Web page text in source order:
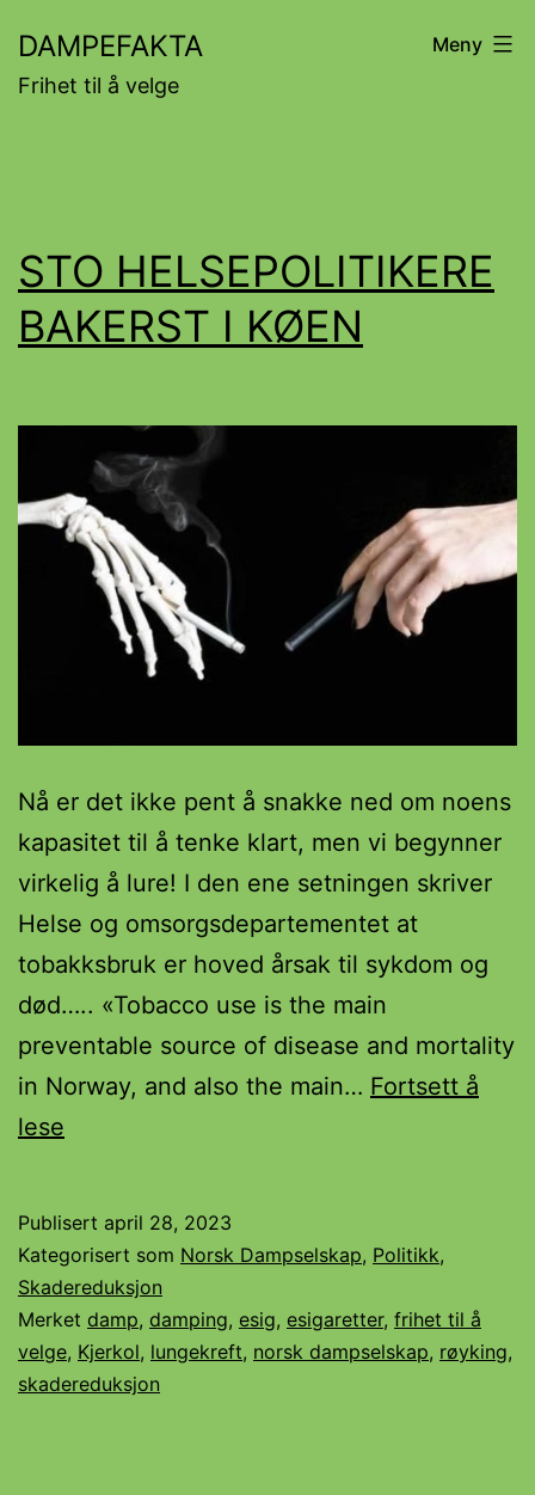
innhold
DAMPEFAKTA
Frihet til å velge
Meny
STO HELSEPOLITIKERE
BAKERST I KØEN
Nå er det ikke pent å snakke ned om noens
kapasitet til å tenke klart, men vi begynner
virkelig å lure! I den ene setningen skriver
Helse og omsorgsdepartementet at
tobakksbruk er hoved årsak til sykdom og
død….. «Tobacco use is the main
preventable source of disease and mortality
in Norway, and also the main… Fortsett å
lese
I
KØEN
Publisert april 28, 2023
Kategorisert som Norsk Dampselskap, Politikk,
Skadereduksjon
Merket damp, damping, esig, esigaretter, frihet til å
velge, Kjerkol, lungekreft, norsk dampselskap, røyking,
skadereduksjon